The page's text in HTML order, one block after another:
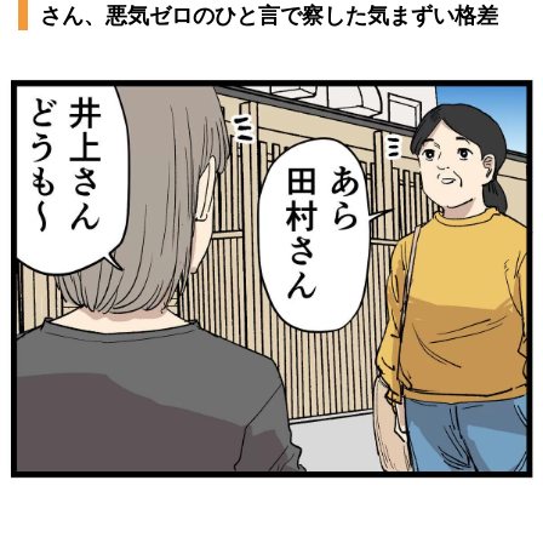
さん、悪気ゼロのひと言で察した気まずい格差